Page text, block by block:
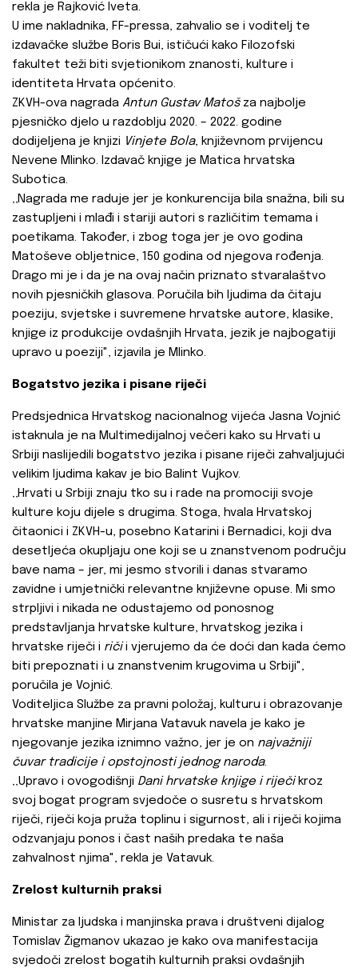
rekla je Rajković Iveta.
U ime nakladnika, FF-pressa, zahvalio se i voditelj te
izdavačke službe Boris Bui, ističući kako Filozofski
fakultet teži biti svjetionikom znanosti, kulture i
identiteta Hrvata općenito.
ZKVH-ova nagrada Antun Gustav Matošza najbolje
pjesničko djelo u razdoblju 2020. – 2022. godine
dodijeljena je knjizi Vinjete Bola, književnom prvijencu
Nevene Mlinko. Izdavač knjige je Matica hrvatska
Subotica.
‚‚Nagrada me raduje jer je konkurencija bila snažna, bili su
zastupljeni i mlađi i stariji autori s različitim temama i
poetikama. Također, i zbog toga jer je ovo godina
Matoševe obljetnice, 150 godina od njegova rođenja.
Drago mi je i da je na ovaj način priznato stvaralaštvo
novih pjesničkih glasova. Poručila bih ljudima da čitaju
poeziju, svjetske i suvremene hrvatske autore, klasike,
knjige iz produkcije ovdašnjih Hrvata, jezik je najbogatiji
upravo u poeziji", izjavila je Mlinko.
Bogatstvo jezika i pisane riječi
Predsjednica Hrvatskog nacionalnog vijeća Jasna Vojnić
istaknula je na Multimedijalnoj večeri kako su Hrvati u
Srbiji naslijedili bogatstvo jezika i pisane riječi zahvaljujući
velikim ljudima kakav je bio Balint Vujkov.
‚‚Hrvati u Srbiji znaju tko su i rade na promociji svoje
kulture koju dijele s drugima. Stoga, hvala Hrvatskoj
čitaonici i ZKVH-u, posebno Katarini i Bernadici, koji dva
desetljeća okupljaju one koji se u znanstvenom području
bave nama – jer, mi jesmo stvorili i danas stvaramo
zavidne i umjetnički relevantne književne opuse. Mi smo
strpljivi i nikada ne odustajemo od ponosnog
predstavljanja hrvatske kulture, hrvatskog jezika i
hrvatske riječi i ričii vjerujemo da će doći dan kada ćemo
biti prepoznati i u znanstvenim krugovima u Srbiji",
poručila je Vojnić.
Voditeljica Službe za pravni položaj, kulturu i obrazovanje
hrvatske manjine Mirjana Vatavuk navela je kako je
njegovanje jezika iznimno važno, jer je on najvažniji
čuvar tradicije i opstojnosti jednog naroda.
‚‚Upravo i ovogodišnji Dani hrvatske knjige i riječikroz
svoj bogat program svjedoče o susretu s hrvatskom
riječi, riječi koja pruža toplinu i sigurnost, ali i riječi kojima
odzvanjaju ponos i čast naših predaka te naša
zahvalnost njima", rekla je Vatavuk.
Zrelost kulturnih praksi
Ministar za ljudska i manjinska prava i društveni dijalog
Tomislav Žigmanov ukazao je kako ova manifestacija
svjedoči zrelost bogatih kulturnih praksi ovdašnjih